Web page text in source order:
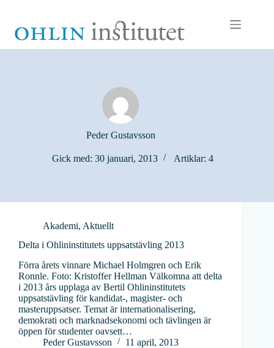
innehåll
Peder Gustavsson
Gick med: 30 januari, 2013 Artiklar: 4
Akademi, Aktuellt
Delta i Ohlininstitutets uppsatstävling 2013
Förra årets vinnare Michael Holmgren och Erik
Ronnle. Foto: Kristoffer Hellman Välkomna att delta
i 2013 års upplaga av Bertil Ohlininstitutets
uppsatstävling för kandidat-, magister- och
masteruppsatser. Temat är internationalisering,
demokrati och marknadsekonomi och tävlingen är
öppen för studenter oavsett…
Peder Gustavsson
11 april, 2013